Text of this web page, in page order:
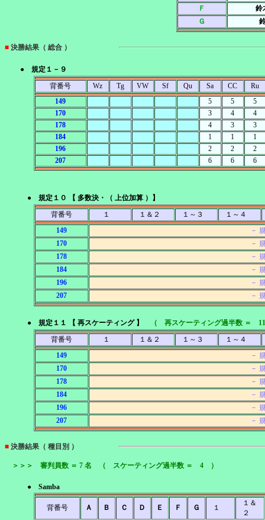
Ｆ
鈴
Ｇ
■ 決勝結果（ 総合 ）
● 規定１－９
背番号
Wz Tg VW Sf Qu Sa CC
Ru
149
5 5
5
170
3 4
4
178
4 3
3
184
1 1
1
196
2 2
2
207
6 6 6
● 規定１０ 【 多数決・（ 上位加算 ）】
背番号
１ １＆２ １～３
１～４
149
－
170
－
178
－
184
－
196
－
207
－
● 規定１１ 【 再スケーティング 】
（ 再スケーティング過半数 ＝
背番号
１ １＆２ １～３
１～４
149
－
170
－
178
－
184
－
196
－
207
－
■ 決勝結果（ 種目別 ）
＞＞＞ 審判員数 ＝ 7 名 （ スケーティング過半数 ＝ 4 ）
● Samba
背番号 Ａ Ｂ Ｃ Ｄ Ｅ Ｆ Ｇ １
１＆
２